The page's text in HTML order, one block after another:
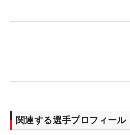
関連する選手プロフィール